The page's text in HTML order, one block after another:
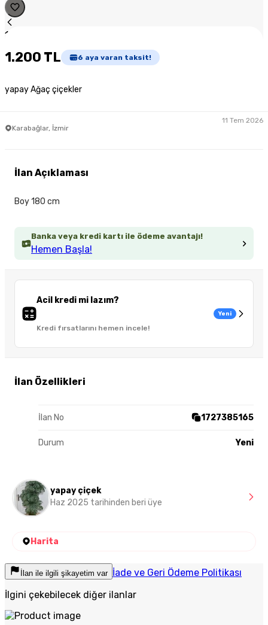
1
1.200 TL 6 aya varan taksit!
yapay Ağaç çiçekler
Karabağlar, İzmir
11 Tem 2026
Banka veya kredi kartı ile ödeme avantajı!
Hemen Başla!
Acil kredi mi lazım?
Kredi fırsatlarını hemen incele!
Yeni
İlan Özellikleri
İlan No 1727385165
Durum Yeni
İlan Açıklaması
Boy 180 cm
yapay çiçek
Haz 2025 tarihinden beri üye
Harita
İlan ile ilgili şikayetim var İade ve Geri Ödeme Politikası
İlgini çekebilecek diğer ilanlar